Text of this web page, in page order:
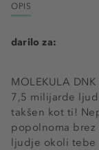
OPIS
MOLEKULA DNK
7,5 milijarde
takšen kot ti!
popolnoma
ljudje okoli tebe
darilo za: